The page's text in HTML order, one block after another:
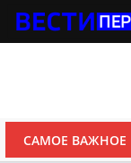
САМОЕ ВАЖНОЕ